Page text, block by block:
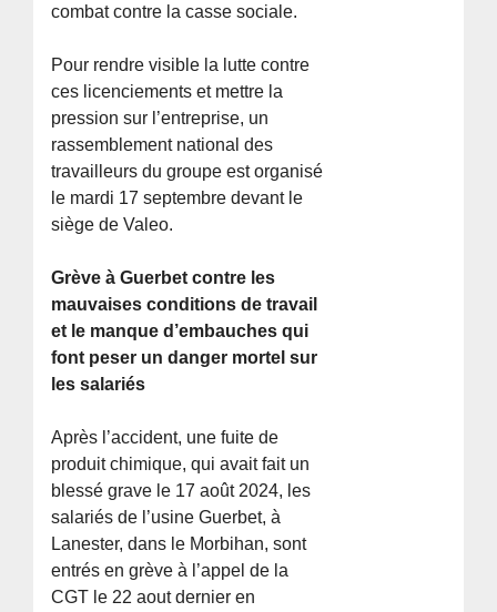
combat contre la casse sociale.
Pour rendre visible la lutte contre
ces licenciements et mettre la
pression sur l’entreprise, un
rassemblement national des
travailleurs du groupe est organisé
le mardi 17 septembre devant le
siège de Valeo.
Grève à Guerbet contre les
mauvaises conditions de travail
et le manque d’embauches qui
font peser un danger mortel sur
les salariés
Après l’accident, une fuite de
produit chimique, qui avait fait un
blessé grave le 17 août 2024, les
salariés de l’usine Guerbet, à
Lanester, dans le Morbihan, sont
entrés en grève à l’appel de la
CGT le 22 aout dernier en